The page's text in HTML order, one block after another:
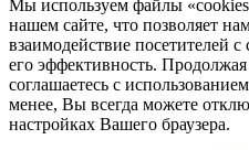
Мы используем файлы
нашем сайте, что позволяет
взаимодействие посетителей
его эффективность.
соглашаетесь с
менее, Вы всегда можете
настройках Вашего браузера.